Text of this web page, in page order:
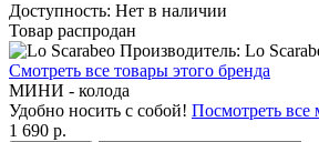
Доступность: Нет в наличии
Товар распродан
Производитель: Lo
Смотреть все товары этого бренда
МИНИ - колода
Удобно носить с собой! Посмотреть
1 690 р.